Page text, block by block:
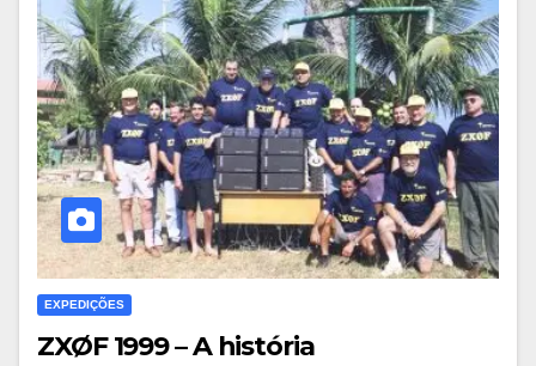
EXPEDIÇÕES
ZXØF 1999 – A história